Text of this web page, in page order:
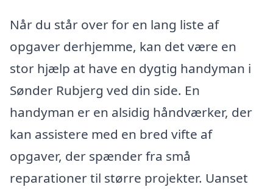
Når du står over for en lang liste af
opgaver derhjemme, kan det være en
stor hjælp at have en dygtig handyman i
Sønder Rubjerg ved din side. En
handyman er en alsidig håndværker, der
kan assistere med en bred vifte af
opgaver, der spænder fra små
reparationer til større projekter. Uanset